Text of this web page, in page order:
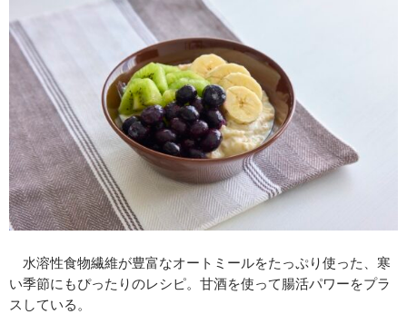
水溶性食物繊維が豊富なオートミールをたっぷり使った、寒
い季節にもぴったりのレシピ。甘酒を使って腸活パワーをプラ
スしている。